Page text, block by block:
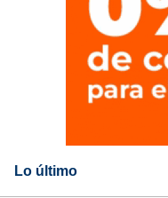
Lo último